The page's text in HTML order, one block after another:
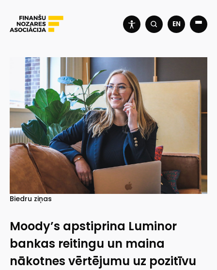
EN
Biedru ziņas
Moody’s apstiprina Luminor
bankas reitingu un maina
nākotnes vērtējumu uz pozitīvu